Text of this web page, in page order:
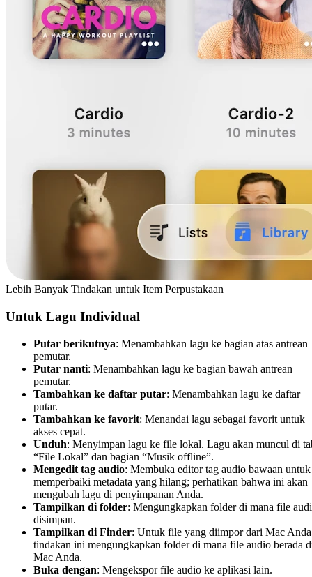
Lebih Banyak Tindakan untuk Item Perpustakaan
Untuk Lagu Individual
Putar berikutnya: Menambahkan lagu ke bagian atas antrean
pemutar.
Putar nanti: Menambahkan lagu ke bagian bawah antrean
pemutar.
Tambahkan ke daftar putar: Menambahkan lagu ke daftar
putar.
Tambahkan ke favorit: Menandai lagu sebagai favorit untuk
akses cepat.
Unduh: Menyimpan lagu ke file lokal. Lagu akan muncul di
“File Lokal” dan bagian “Musik offline”.
Mengedit tag audio: Membuka editor tag audio bawaan untuk
memperbaiki metadata yang hilang; perhatikan bahwa ini akan
mengubah lagu di penyimpanan Anda.
Tampilkan di folder: Mengungkapkan folder di mana file
disimpan.
Tampilkan di Finder: Untuk file yang diimpor dari Mac
tindakan ini mengungkapkan folder di mana file audio berada
Mac Anda.
Buka dengan: Mengekspor file audio ke aplikasi lain.